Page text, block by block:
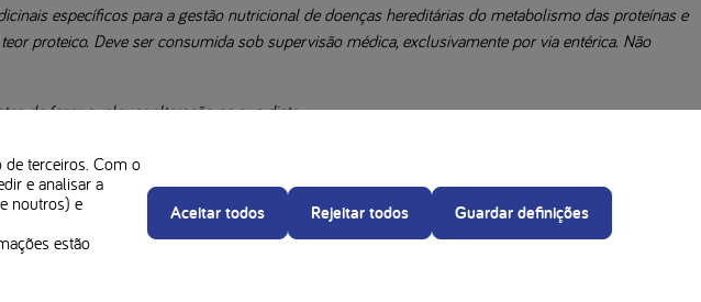
específicos para a gestão nutricional de doenças hereditárias do metabolismo das proteínas e
proteico. Deve ser consumida sob supervisão médica, exclusivamente por via entérica. Não
de fazer qualquer alteração na sua dieta.
sempre com o seu nutricionista a adequação dos ingredientes necessários a cada receita.
de terceiros. Com o
e analisar a
noutros) e
estão
Aceitar todos Rejeitar todos Guardar definições